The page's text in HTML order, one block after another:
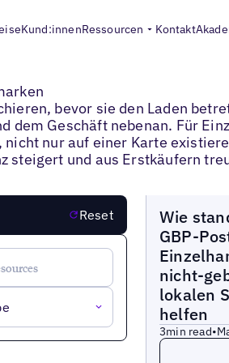
Kund:innenRessourcen Kontakt
bevor sie den Laden
dem Geschäft nebenan. Für
nicht nur auf einer Karte
steigert und aus Erstkäufern
Reset
Wie
GBP-
nicht-
lokalen
helfen
3min read•
Read more